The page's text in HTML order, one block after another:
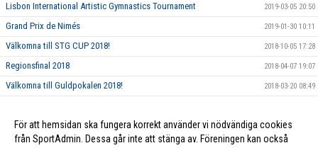
Lisbon International Artistic Gymnastics Tournament 2019-03-05 20:50
Grand Prix de Nimés 2019-01-30 10:11
Välkomna till STG CUP 2018! 2018-10-05 17:28
Regionsfinal 2018 2018-04-07 19:07
Välkomna till Guldpokalen 2018! 2018-03-20 08:49
I Love STG 2018-02-14 08:47
För att hemsidan ska fungera korrekt använder vi nödvändiga cookies
från SportAdmin. Dessa går inte att stänga av. Föreningen kan också